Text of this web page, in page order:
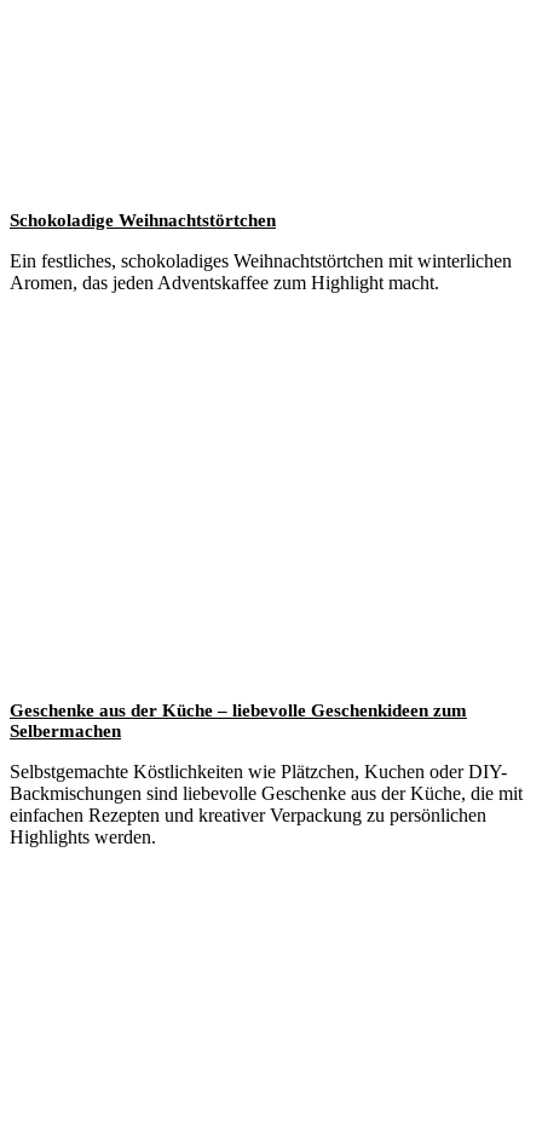
Schokoladige Weihnachtstörtchen
Ein festliches, schokoladiges Weihnachtstörtchen mit winterlichen
Aromen, das jeden Adventskaffee zum Highlight macht.
Geschenke aus der Küche – liebevolle Geschenkideen zum
Selbermachen
Selbstgemachte Köstlichkeiten wie Plätzchen, Kuchen oder DIY-
Backmischungen sind liebevolle Geschenke aus der Küche, die mit
einfachen Rezepten und kreativer Verpackung zu persönlichen
Highlights werden.